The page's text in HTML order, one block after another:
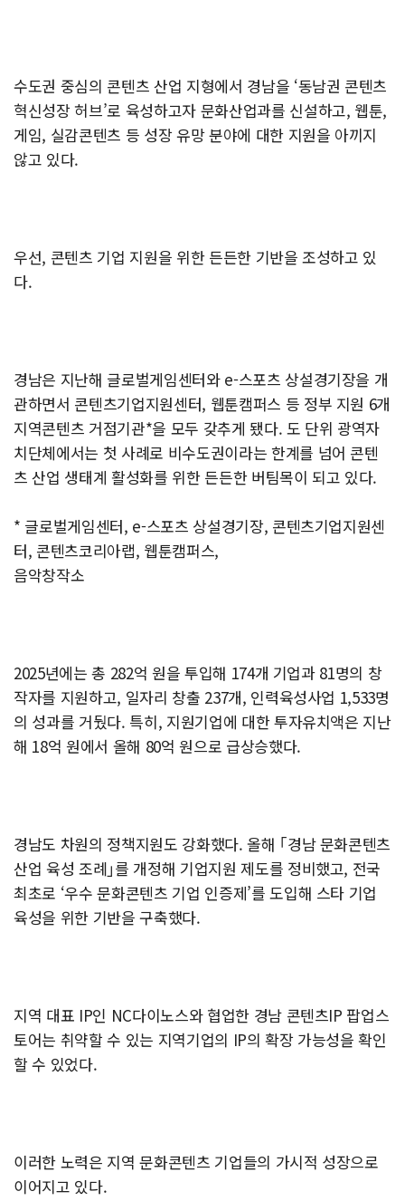
수도권 중심의 콘텐츠 산업 지형에서 경남을 ‘동남권 콘텐츠
혁신성장 허브’로 육성하고자 문화산업과를 신설하고, 웹툰,
게임, 실감콘텐츠 등 성장 유망 분야에 대한 지원을 아끼지
않고 있다.
우선, 콘텐츠 기업 지원을 위한 든든한 기반을 조성하고 있
다.
경남은 지난해 글로벌게임센터와 e-스포츠 상설경기장을 개
관하면서 콘텐츠기업지원센터, 웹툰캠퍼스 등 정부 지원 6개
지역콘텐츠 거점기관*을 모두 갖추게 됐다. 도 단위 광역자
치단체에서는 첫 사례로 비수도권이라는 한계를 넘어 콘텐
츠 산업 생태계 활성화를 위한 든든한 버팀목이 되고 있다.
* 글로벌게임센터, e-스포츠 상설경기장, 콘텐츠기업지원센
터, 콘텐츠코리아랩, 웹툰캠퍼스,
음악창작소
2025년에는 총 282억 원을 투입해 174개 기업과 81명의 창
작자를 지원하고, 일자리 창출 237개, 인력육성사업 1,533명
의 성과를 거뒀다. 특히, 지원기업에 대한 투자유치액은 지난
해 18억 원에서 올해 80억 원으로 급상승했다.
경남도 차원의 정책지원도 강화했다. 올해 ｢경남 문화콘텐츠
산업 육성 조례｣를 개정해 기업지원 제도를 정비했고, 전국
최초로 ‘우수 문화콘텐츠 기업 인증제’를 도입해 스타 기업
육성을 위한 기반을 구축했다.
지역 대표 IP인 NC다이노스와 협업한 경남 콘텐츠IP 팝업스
토어는 취약할 수 있는 지역기업의 IP의 확장 가능성을 확인
할 수 있었다.
이러한 노력은 지역 문화콘텐츠 기업들의 가시적 성장으로
이어지고 있다.